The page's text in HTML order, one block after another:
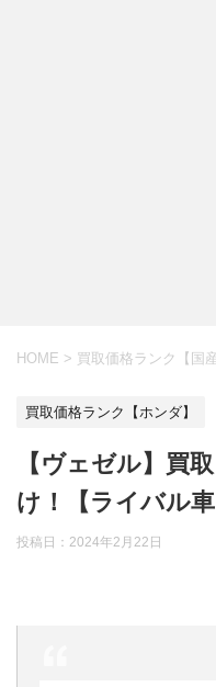
HOME > 買取価格ランク【国産
買取価格ランク【ホンダ】
【ヴェゼル】買
け！【ライバル
投稿日： 2024年2月22日